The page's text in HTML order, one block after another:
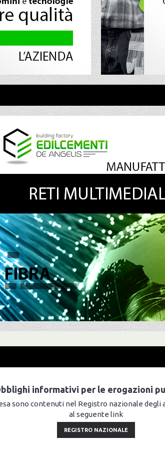
informativi per le erogazioni
sono contenuti nel Registro nazionale degli
al seguente link
REGISTRO NAZIONALE